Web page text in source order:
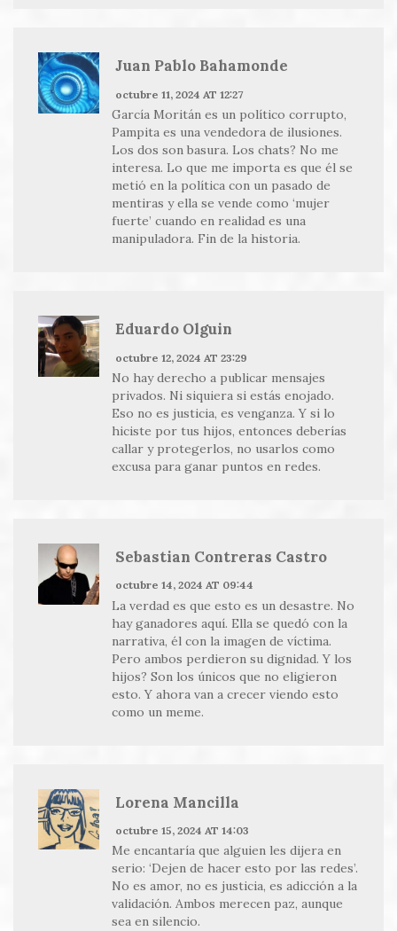
Juan Pablo Bahamonde
octubre 11, 2024 AT 12:27
García Moritán es un político corrupto,
Pampita es una vendedora de ilusiones.
Los dos son basura. Los chats? No me
interesa. Lo que me importa es que él se
metió en la política con un pasado de
mentiras y ella se vende como ‘mujer
fuerte’ cuando en realidad es una
manipuladora. Fin de la historia.
Eduardo Olguin
octubre 12, 2024 AT 23:29
No hay derecho a publicar mensajes
privados. Ni siquiera si estás enojado.
Eso no es justicia, es venganza. Y si lo
hiciste por tus hijos, entonces deberías
callar y protegerlos, no usarlos como
excusa para ganar puntos en redes.
Sebastian Contreras Castro
octubre 14, 2024 AT 09:44
La verdad es que esto es un desastre. No
hay ganadores aquí. Ella se quedó con la
narrativa, él con la imagen de víctima.
Pero ambos perdieron su dignidad. Y los
hijos? Son los únicos que no eligieron
esto. Y ahora van a crecer viendo esto
como un meme.
Lorena Mancilla
octubre 15, 2024 AT 14:03
Me encantaría que alguien les dijera en
serio: ‘Dejen de hacer esto por las redes’.
No es amor, no es justicia, es adicción a la
validación. Ambos merecen paz, aunque
sea en silencio.